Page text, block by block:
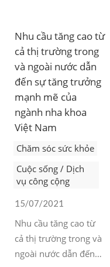
Nhu cầu tăng cao từ
cả thị trường trong
và ngoài nước dẫn
đến sự tăng trưởng
mạnh mẽ của
ngành nha khoa
Việt Nam
Chăm sóc sức khỏe
Cuộc sống / Dịch
vụ công cộng
15/07/2021
Nhu cầu tăng cao từ
cả thị trường trong và
ngoài nước dẫn đến